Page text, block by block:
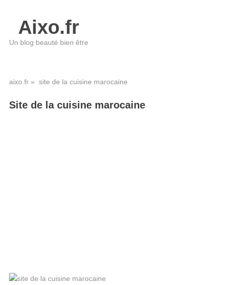
Aixo.fr
Un blog beauté bien être
aixo.fr» site de la cuisine marocaine
Site de la cuisine marocaine